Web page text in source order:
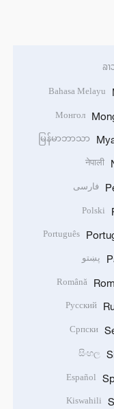
ລາ
Bahasa Melayu
Монгол
မြန်မာဘာသာ
नेपाली
فارسی
Polski
Português
پښتو
Română
Русский
Српски
සිංහල
Español
Kiswahili